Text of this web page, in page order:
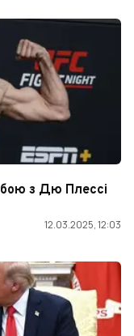
з Дю Плессі
12.03.2025, 12:03